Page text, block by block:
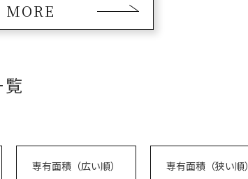
MORE
専有面積（広い順） 専有面積（狭い順）